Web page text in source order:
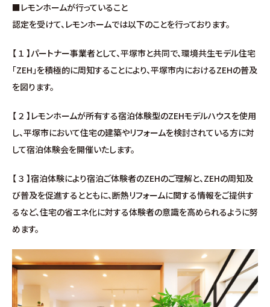
∟ご宿泊体験者フォト
∟土地分譲
不動産管理 売買・賃貸仲介
中古物件買取サイト
企業情報・アクセス
∟レモンホームの取り組み
■レモンホームが行っていること
認定を受けて、レモンホームでは以下のことを行っております。
【 １ 】パートナー事業者として、平塚市と共同で、環境共生モデル住宅
「ZEH」を積極的に周知することにより、平塚市内におけるZEHの普及
を図ります。
【 ２ 】レモンホームが所有する宿泊体験型のZEHモデルハウスを使用
し、平塚市において住宅の建築やリフォームを検討されている方に対
して宿泊体験会を開催いたします。
【 ３ 】宿泊体験により宿泊ご体験者のZEHのご理解と、ZEHの周知及
び普及を促進するとともに、断熱リフォームに関する情報をご提供す
るなど、住宅の省エネ化に対する体験者の意識を高められるように努
めます。